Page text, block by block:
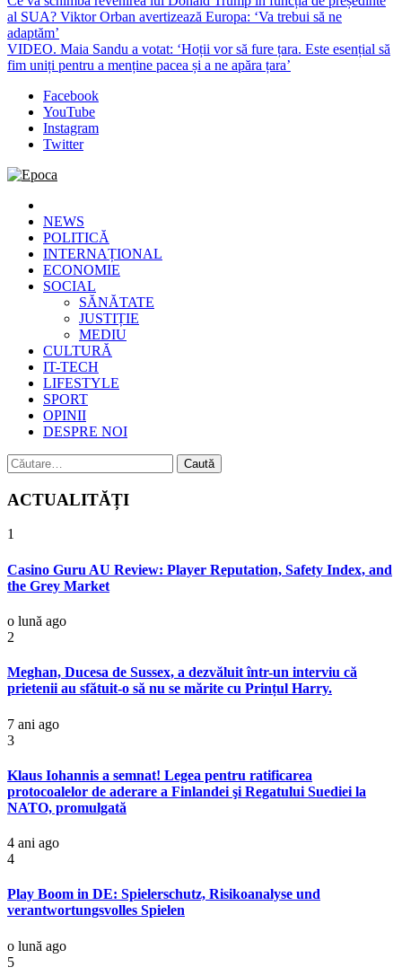
al SUA? Viktor Orban avertizează Europa: ‘Va trebui să ne
adaptăm’
VIDEO. Maia Sandu a votat: ‘Hoții vor să fure țara. Este esențial să
fim uniți pentru a menține pacea și a ne apăra țara’
Facebook
YouTube
Instagram
Twitter
Epoca
Cele mai noi știri online din România
NEWS
POLITICĂ
INTERNAȚIONAL
ECONOMIE
SOCIAL
SĂNĂTATE
JUSTIȚIE
MEDIU
CULTURĂ
IT-TECH
LIFESTYLE
SPORT
OPINII
DESPRE NOI
Caută
după:
ACTUALITĂȚI
1
Casino Guru AU Review: Player Reputation, Safety Index, and
the Grey Market
o lună ago
2
Meghan, Ducesa de Sussex, a dezvăluit într-un interviu că
prietenii au sfătuit-o să nu se mărite cu Prințul Harry.
7 ani ago
3
Klaus Iohannis a semnat! Legea pentru ratificarea
protocoalelor de aderare a Finlandei şi Regatului Suediei la
NATO, promulgată
4 ani ago
4
Play Boom in DE: Spielerschutz, Risikoanalyse und
verantwortungsvolles Spielen
o lună ago
5